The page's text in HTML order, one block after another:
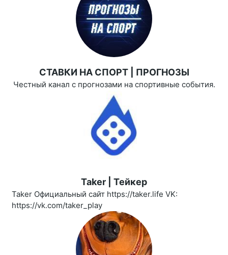
СТАВКИ НА СПОРТ | ПРОГНОЗЫ
Честный канал с прогнозами на спортивные события.
Taker | Тейкер
Taker Официальный сайт https://taker.life VK:
https://vk.com/taker_play